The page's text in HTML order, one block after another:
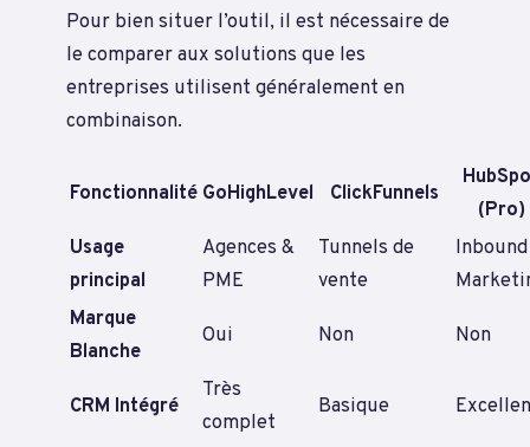
Pour bien situer l’outil, il est nécessaire de
le comparer aux solutions que les
entreprises utilisent généralement en
combinaison.
Fonctionnalité GoHighLevel ClickFunnels
(Pro)
Usage
principal
Agences &
PME
Tunnels de
vente
Inbound
Marque
Blanche
Oui Non Non
CRM Intégré
Très
complet
Basique